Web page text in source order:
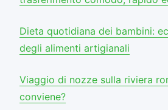
Dieta quotidiana dei bambini:
degli alimenti artigianali
Viaggio di nozze sulla riviera
conviene?